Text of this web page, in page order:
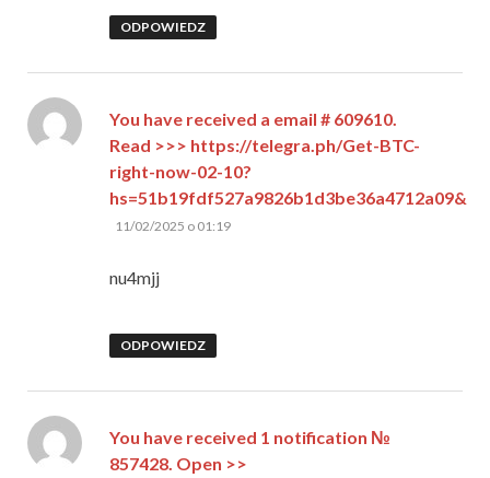
ODPOWIEDZ
You have received a email # 609610.
Read >>> https://telegra.ph/Get-BTC-
right-now-02-10?
hs=51b19fdf527a9826b1d3be36a4712a09&
pisze:
11/02/2025 o 01:19
nu4mjj
ODPOWIEDZ
You have received 1 notification №
857428. Open >>